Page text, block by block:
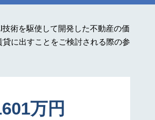
術を駆使して開発した不動産の価
に出すことをご検討される際の参
万円